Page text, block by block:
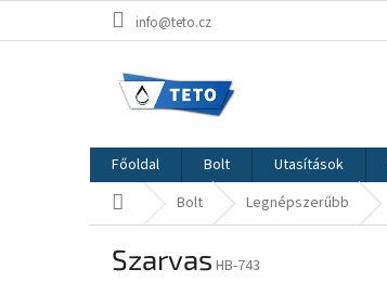
info@teto.cz
Főoldal Bolt Utasítások
Kezdőlap
Bolt Legnépszerűbb
Szarvas HB-743